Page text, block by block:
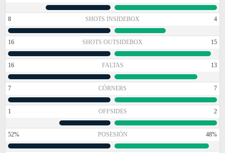
8 SHOTS INSIDEBOX 4
16 SHOTS OUTSIDEBOX 15
16 FALTAS 13
7 CÓRNERS 7
1 OFFSIDES 2
52% POSESIÓN 48%